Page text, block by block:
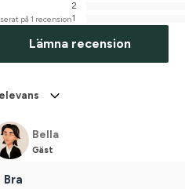
på 1 recension
2
1
Lämna recension
Bella
Gäst
Bra